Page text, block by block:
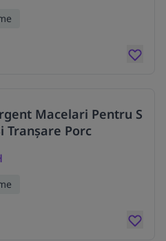
Macelari Pentru S
Tranșare Porc